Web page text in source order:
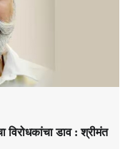
विरोधकांचा डाव : श्रीमंत